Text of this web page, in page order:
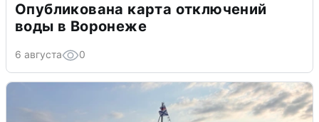
Опубликована карта отключений
воды в Воронеже
6 августа 0